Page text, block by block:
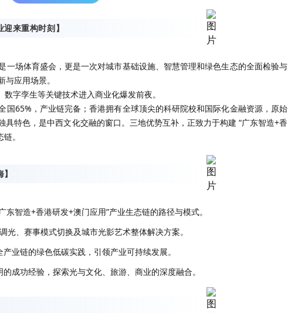
来重构时刻】
一场体育盛会，更是一次对城市基础设施、智慧管理和绿色生态的全面检验与
应用场景。
字孪生等关键技术进入商业化爆发前夜。
国65%，产业链完备；香港拥有全球顶尖的科研院校和国际化金融资源，原始
特色，是中西文化交融的窗口。三地优势互补，正致力于构建 “广东智造+香
。
东智造+香港研发+澳门应用”产业生态链的路径与模式。
光、赛事模式切换及城市光影艺术整体解决方案。
产业链的绿色低碳实践，引领产业可持续发展。
成功经验，探索光与文化、旅游、商业的深度融合。